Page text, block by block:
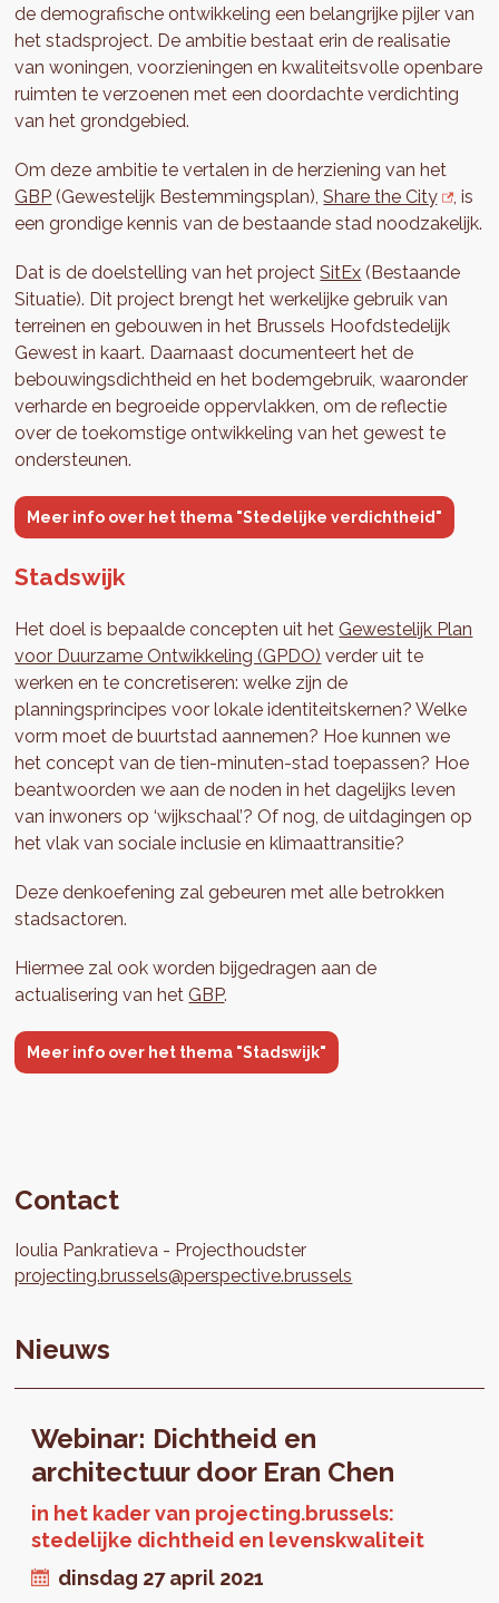
de demografische ontwikkeling een belangrijke pijler van
het stadsproject. De ambitie bestaat erin de realisatie
van woningen, voorzieningen en kwaliteitsvolle openbare
ruimten te verzoenen met een doordachte verdichting
van het grondgebied.
Om deze ambitie te vertalen in de herziening van het
GBP (Gewestelijk Bestemmingsplan),Share the City
, is
een grondige kennis van de bestaande stad noodzakelijk.
Dat is de doelstelling van het projectSitEx (Bestaande
Situatie). Dit project brengt het werkelijke gebruik van
terreinen en gebouwen in het Brussels Hoofdstedelijk
Gewest in kaart. Daarnaast documenteert het de
bebouwingsdichtheid en het bodemgebruik, waaronder
verharde en begroeide oppervlakken, om de reflectie
over de toekomstige ontwikkeling van het gewest te
ondersteunen.
Meer info over het thema "Stedelijke verdichtheid"
Stadswijk
Het doel is bepaalde concepten uit het Gewestelijk Plan
voor Duurzame Ontwikkeling (GPDO) verder uit te
werken en te concretiseren: welke zijn de
planningsprincipes voor lokale identiteitskernen? Welke
vorm moet de buurtstad aannemen? Hoe kunnen we
het concept van de tien-minuten-stad toepassen? Hoe
beantwoorden we aan de noden in het dagelijks leven
van inwoners op ‘wijkschaal’? Of nog, de uitdagingen op
het vlak van sociale inclusie en klimaattransitie?
Deze denkoefening zal gebeuren met alle betrokken
stadsactoren.
Hiermee zal ook worden bijgedragen aan de
actualisering van het GBP.
Meer info over het thema "Stadswijk"
Contact
Ioulia Pankratieva
Projecthoudster
projecting.brussels@perspective.brussels
Nieuws
Webinar: Dichtheid en
architectuur door Eran Chen
in het kader van projecting.brussels:
stedelijke dichtheid en levenskwaliteit
dinsdag 27 april 2021